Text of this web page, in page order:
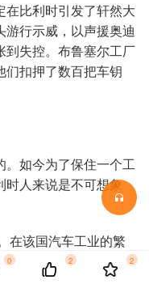
比利时引发了轩然大
行示威，以声援奥迪
到失控。布鲁塞尔工厂
们扣押了数百把车钥
。如今为了保住一个工
时人来说是不可想象
在该国汽车工业的繁
的人口从事汽车制造
断招聘新员工以满足
0 2 2